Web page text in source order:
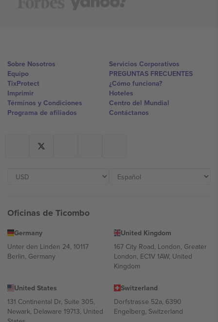
Sobre Nosotros
Equipo
TixProtect
Imprimir
Términos y Condiciones
Programa de afiliados
Servicios Corporativos
PREGUNTAS FRECUENTES
¿Cómo funciona?
Hoteles
Centro del Mundial
Contáctanos
Oficinas de Ticombo
Germany
Unter den Linden 24, 10117
Berlin, Germany
United Kingdom
167 City Road, London, Greater
London, EC1V 1AW, United
Kingdom
United States
131 Continental Dr, Suite 305,
Newark, Delaware 19713, United
Switzerland
Dorfstrasse 52a, 6390
Engelberg, Switzerland